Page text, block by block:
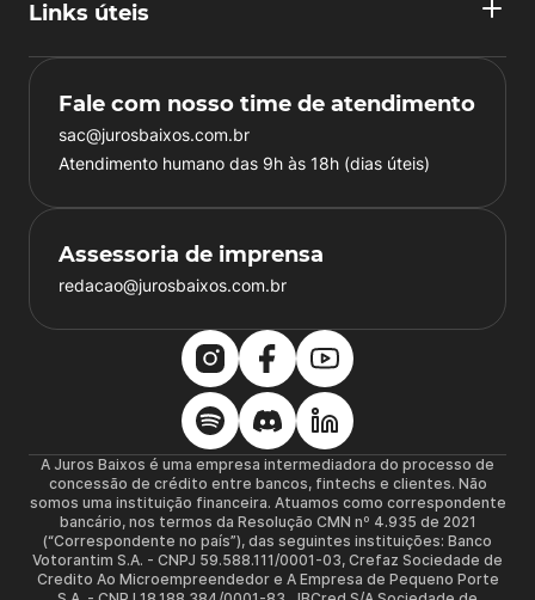
Links úteis
Fale com nosso time de atendimento
sac@jurosbaixos.com.br
Atendimento humano das 9h às 18h (dias úteis)
Assessoria de imprensa
redacao@jurosbaixos.com.br
A Juros Baixos é uma empresa intermediadora do processo de
concessão de crédito entre bancos, fintechs e clientes. Não
somos uma instituição financeira. Atuamos como correspondente
bancário, nos termos da Resolução CMN nº 4.935 de 2021
(“Correspondente no país”), das seguintes instituições: Banco
Votorantim S.A. - CNPJ 59.588.111/0001-03, Crefaz Sociedade de
Credito Ao Microempreendedor e A Empresa de Pequeno Porte